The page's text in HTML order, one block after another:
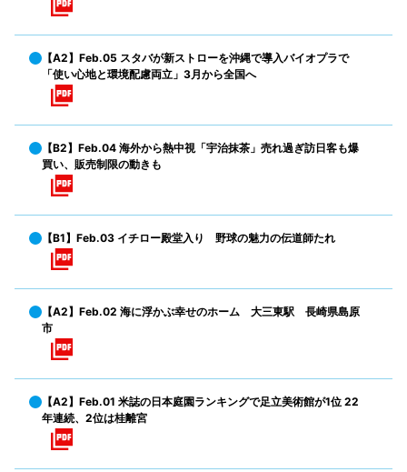
【A2】Feb.05 スタバが新ストローを沖縄で導入バイオプラで
「使い心地と環境配慮両立」3月から全国へ
【B2】Feb.04 海外から熱中視「宇治抹茶」売れ過ぎ訪日客も爆
買い、販売制限の動きも
【B1】Feb.03 イチロー殿堂入り 野球の魅力の伝道師たれ
【A2】Feb.02 海に浮かぶ幸せのホーム 大三東駅 長崎県島原
市
【A2】Feb.01 米誌の日本庭園ランキングで足立美術館が1位 22
年連続、2位は桂離宮